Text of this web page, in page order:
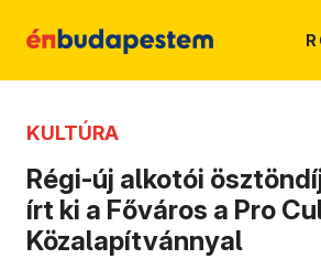
KULTÚRA
Régi-új alkotói
írt ki a Főváros a Pro
Közalapítvánnyal